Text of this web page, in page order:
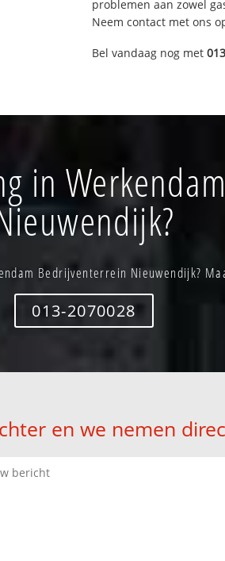
problemen aan zowel
Neem contact met ons
Bel vandaag nog met
in
Bedrijventerrein Nieuwendijk?
013-2070028
en we nemen